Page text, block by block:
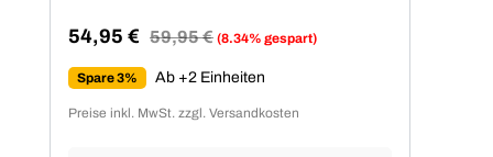
Verkaufspreis:
54,95 € Regulärer Preis:
59,95 € (8.34% gespart)
Spare 3% Ab +2 Einheiten
Preise inkl. MwSt. zzgl. Versandkosten